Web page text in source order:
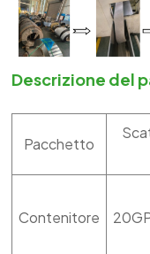
Descrizione del
Pacchetto
Contenitore